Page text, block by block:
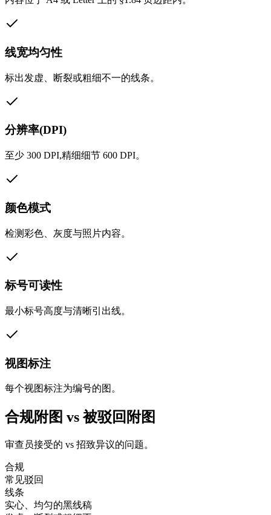
线宽均匀性
标出发虚、断裂或粗细不一的线条。
分辨率(DPI)
至少 300 DPI,精细细节 600 DPI。
颜色模式
检测彩色、灰度与照片内容。
标号可读性
最小标号高度与清晰引出线。
视图标注
每个视图标注为编号的图。
合规附图 vs 被驳回附图
审查员接受的 vs 招致异议的问题。
合规
常见驳回
线条
实心、均匀的黑线稿